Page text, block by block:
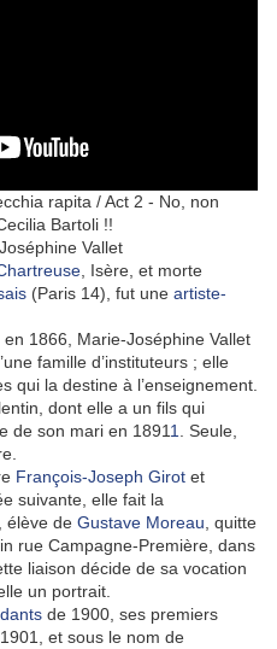
rapita / Act 2 - No, non
Bartoli !!
Vallet
, Isère, et morte
(Paris 14), fut une artiste-
, en 1866, Marie-Joséphine Vallet
famille d’instituteurs ; elle
qui la destine à l’enseignement.
dont elle a un fils qui
de son mari en 18911
. Seule,
François-Joseph Girot et
suivante, elle fait la
, élève de Gustave Moreau , quitte
rue Campagne-Première, dans
liaison décide de sa vocation
un portrait.
de 1900, ses premiers
et sous le nom de